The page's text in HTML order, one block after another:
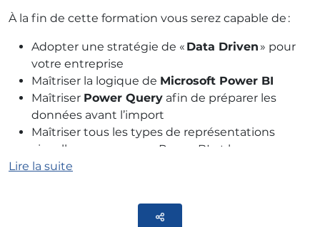
À la fin de cette formation vous serez capable de :
Adopter une stratégie de « Data Driven » pour
votre entreprise
Maîtriser la logique de Microsoft Power BI
Maîtriser Power Query afin de préparer les
données avant l’import
Maîtriser tous les types de représentations
visuelles que propose Power BI et leurs
personnalisations
complets qui incluent plusieurs sources de
Lire la suite
Parteger